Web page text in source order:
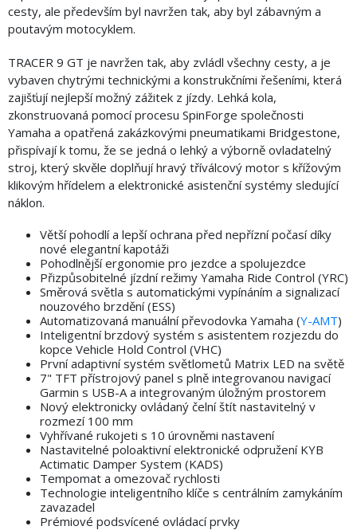
cesty, ale především byl navržen tak, aby byl zábavným a
poutavým motocyklem.
TRACER 9 GT je navržen tak, aby zvládl všechny cesty, a je
vybaven chytrými technickými a konstrukčními řešeními, která
zajišťují nejlepší možný zážitek z jízdy. Lehká kola,
zkonstruovaná pomocí procesu SpinForge společnosti
Yamaha a opatřená zakázkovými pneumatikami Bridgestone,
přispívají k tomu, že se jedná o lehký a výborně ovladatelný
stroj, který skvěle doplňují hravý tříválcový motor s křížovým
klikovým hřídelem a elektronické asistenční systémy sledující
náklon.
Větší pohodlí a lepší ochrana před nepřízní počasí díky
nové elegantní kapotáži
Pohodlnější ergonomie pro jezdce a spolujezdce
Přizpůsobitelné jízdní režimy Yamaha Ride Control (YRC)
Směrová světla s automatickými vypínáním a signalizací
nouzového brzdění (ESS)
Automatizovaná manuální převodovka Yamaha (Y-AMT)
Inteligentní brzdový systém s asistentem rozjezdu do
kopce Vehicle Hold Control (VHC)
První adaptivní systém světlometů Matrix LED na světě
7" TFT přístrojový panel s plně integrovanou navigací
Garmin s USB-A a integrovaným úložným prostorem
Nový elektronicky ovládaný čelní štít nastavitelný v
rozmezí 100 mm
Vyhřívané rukojeti s 10 úrovněmi nastavení
Nastavitelné poloaktivní elektronické odpružení KYB
Actimatic Damper System (KADS)
Tempomat a omezovač rychlosti
Technologie inteligentního klíče s centrálním zamykáním
zavazadel
Prémiové podsvícené ovládací prvky